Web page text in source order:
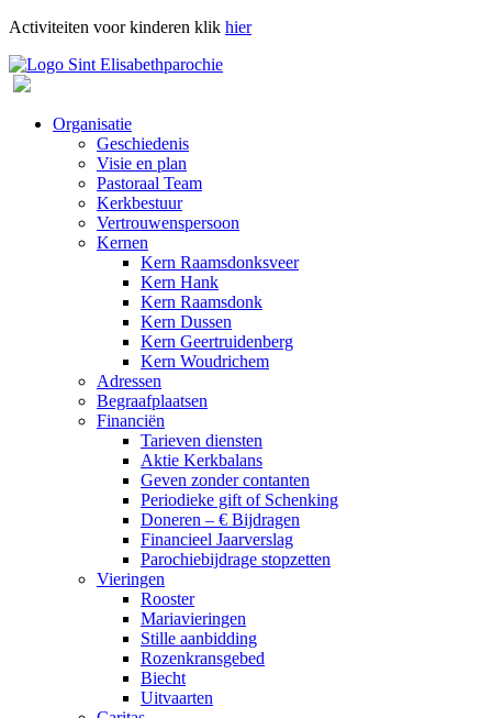
Activiteiten voor kinderen klik hier
Organisatie
Geschiedenis
Visie en plan
Pastoraal Team
Kerkbestuur
Vertrouwenspersoon
Kernen
Kern Raamsdonksveer
Kern Hank
Kern Raamsdonk
Kern Dussen
Kern Geertruidenberg
Kern Woudrichem
Adressen
Begraafplaatsen
Financiën
Tarieven diensten
Aktie Kerkbalans
Geven zonder contanten
Periodieke gift of Schenking
Doneren – € Bijdragen
Financieel Jaarverslag
Parochiebijdrage stopzetten
Vieringen
Rooster
Mariavieringen
Stille aanbidding
Rozenkransgebed
Biecht
Uitvaarten